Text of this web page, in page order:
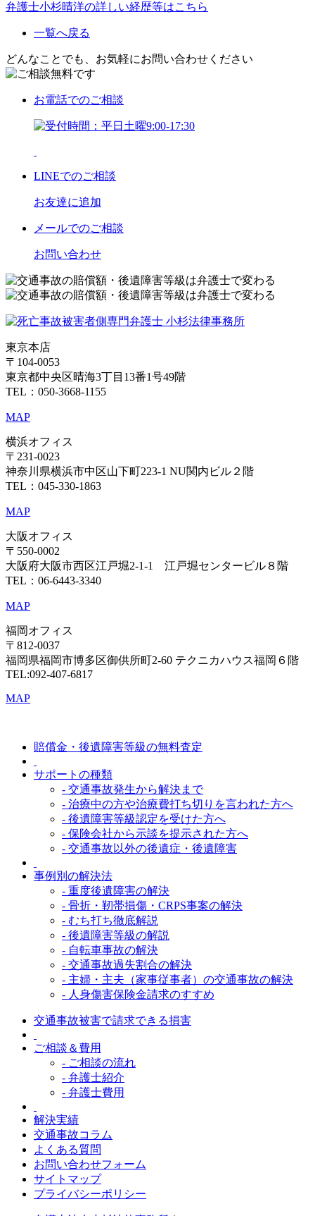
弁護士小杉晴洋の詳しい経歴等はこちら
一覧へ戻る
どんなことでも、お気軽にお問い合わせください
お電話でのご相談
LINEでのご相談
お友達に追加
メールでのご相談
お問い合わせ
東京本店
〒104-0053
東京都中央区晴海3丁目13番1号49階
TEL：050-3668-1155
MAP
横浜オフィス
〒231-0023
神奈川県横浜市中区山下町223-1 NU関内ビル２階
TEL：045-330-1863
MAP
大阪オフィス
〒550-0002
大阪府大阪市西区江戸堀2-1-1 江戸堀センタービル８階
TEL：06-6443-3340
MAP
福岡オフィス
〒812-0037
福岡県福岡市博多区御供所町2-60 テクニカハウス福岡６階
TEL:092-407-6817
MAP
賠償金・後遺障害等級の無料査定
サポートの種類
- 交通事故発生から解決まで
- 治療中の方や治療費打ち切りを言われた方へ
- 後遺障害等級認定を受けた方へ
- 保険会社から示談を提示された方へ
- 交通事故以外の後遺症・後遺障害
事例別の解決法
- 重度後遺障害の解決
- 骨折・靭帯損傷・CRPS事案の解決
- むち打ち徹底解説
- 後遺障害等級の解説
- 自転車事故の解決
- 交通事故過失割合の解決
- 主婦・主夫（家事従事者）の交通事故の解決
- 人身傷害保険金請求のすすめ
交通事故被害で請求できる損害
ご相談＆費用
- ご相談の流れ
- 弁護士紹介
- 弁護士費用
解決実績
交通事故コラム
よくある質問
お問い合わせフォーム
サイトマップ
プライバシーポリシー